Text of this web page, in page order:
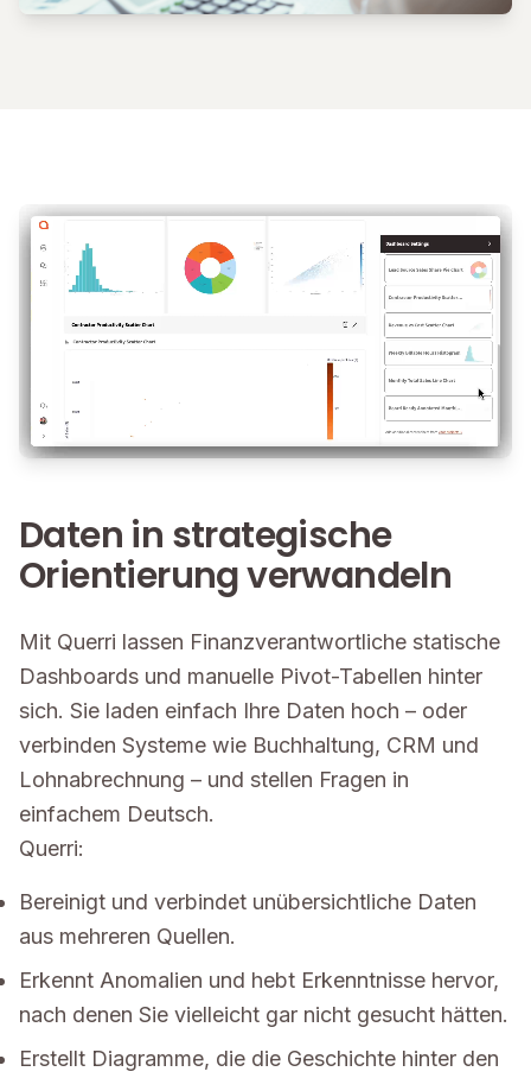
Daten in strategische
Orientierung verwandeln
Mit Querri lassen Finanzverantwortliche statische
Dashboards und manuelle Pivot-Tabellen hinter
sich. Sie laden einfach Ihre Daten hoch – oder
verbinden Systeme wie Buchhaltung, CRM und
Lohnabrechnung – und stellen Fragen in
einfachem Deutsch.
Querri:
Bereinigt und verbindet unübersichtliche Daten
aus mehreren Quellen.
Erkennt Anomalien und hebt Erkenntnisse hervor,
nach denen Sie vielleicht gar nicht gesucht hätten.
Erstellt Diagramme, die die Geschichte hinter den